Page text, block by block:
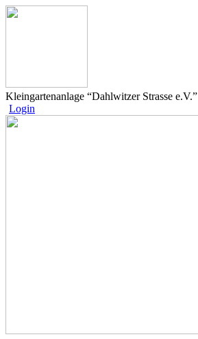
Kleingartenanlage “Dahlwitzer Strasse e.V.”
Login